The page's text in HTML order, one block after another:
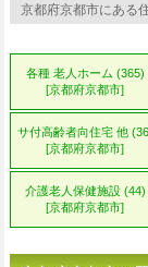
京都府京都市にある
各種 老人ホーム (365)
[京都府京都市]
サ付高齢者向住宅 他
[京都府京都市]
介護老人保健施設 (44)
[京都府京都市]